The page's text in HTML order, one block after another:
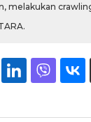
melakukan